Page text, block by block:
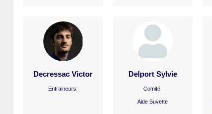
Decressac Victor
Entraineurs:
Delport Sylvie
Comité:
Aide Buvette